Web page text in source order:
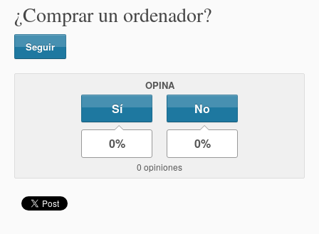
¿Comprar un ordenador?
Seguir
OPINA
Sí No
0% 0%
0 opiniones